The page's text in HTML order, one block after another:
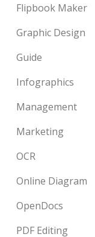
Flipbook Maker
Graphic Design
Guide
Infographics
Management
Marketing
OCR
Online Diagram
OpenDocs
PDF Editing